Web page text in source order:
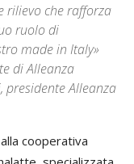
rilievo che rafforza
ruolo di
made in Italy»
di Alleanza
presidente Alleanza
cooperativa